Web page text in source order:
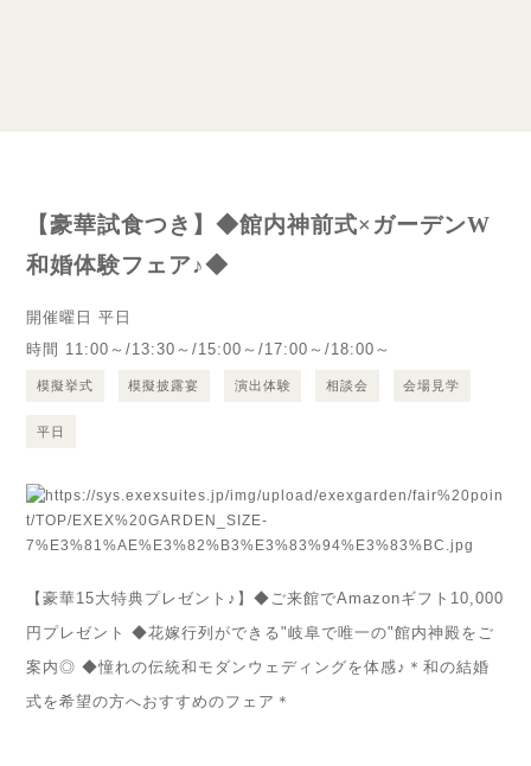
【豪華試食つき】◆館内神前式×ガーデンW
和婚体験フェア♪◆
開催曜日 平日
時間 11:00～/13:30～/15:00～/17:00～/18:00～
模擬挙式 模擬披露宴 演出体験 相談会 会場見学
平日
【豪華15大特典プレゼント♪】◆ご来館でAmazonギフト10,000
円プレゼント ◆花嫁行列ができる"岐阜で唯一の"館内神殿をご
案内◎ ◆憧れの伝統和モダンウェディングを体感♪＊和の結婚
式を希望の方へおすすめのフェア＊